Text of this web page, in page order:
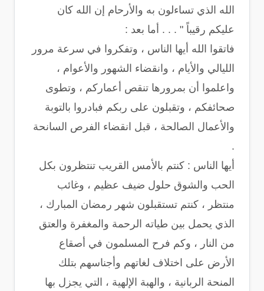
الله الذي تساءلون به والأرحام إن الله كان
عليكم رقيباً " . . . أما بعد :
فاتقوا الله أيها الناس ، وتفكروا في سرعة مرور
الليالي والأيام ، وانقضاء الشهور والأعوام ،
واعلموا أن بمرورها تنقص أعماركم ، وتطوى
صحائفكم ، وتقبلون على ربكم فبادروا بالتوبة
والأعمال الصالحة ، قبل انقضاء الفرص السانحة
.
أيها الناس : كنتم بالأمس القريب تنتظرون بكل
الحب والشوق حلول ضيف عظيم ، وغائب
منتظر ، كنتم تستقبلون شهر رمضان المبارك ،
الذي يحمل بين طياته الرحمة والمغفرة والعتق
من النار ، وكم فرح المسلمون في أصقاع
الأرض على اختلاف لغاتهم وأجناسهم بتلك
المنحة الربانية ، والهبة الإلهية ، التي يجزل بها